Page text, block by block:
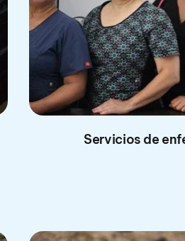
Servicios de